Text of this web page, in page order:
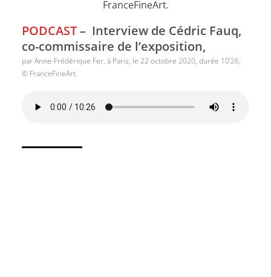
PODCAST– Interview de Cédric Fauq,
co-commissaire de l’exposition,
par Anne-Frédérique Fer, à Paris, le 22 octobre 2020, durée 10’26,
© FranceFineArt.